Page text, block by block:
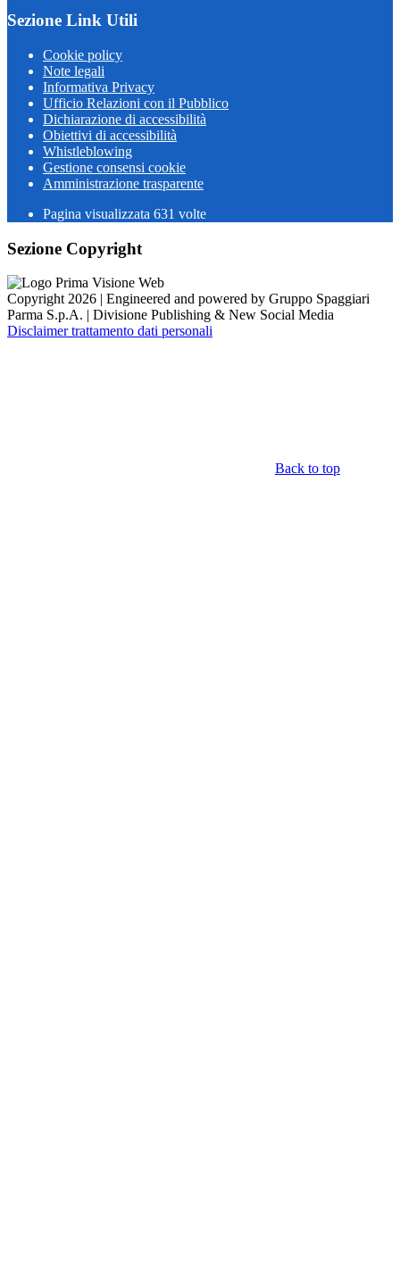
Sezione Link Utili
Cookie policy
Note legali
Informativa Privacy
Ufficio Relazioni con il Pubblico
Dichiarazione di accessibilità
Obiettivi di accessibilità
Whistleblowing
Gestione consensi cookie
Amministrazione trasparente
Pagina visualizzata 631 volte
Sezione Copyright
Copyright 2026 | Engineered and powered by Gruppo Spaggiari
Parma S.p.A. | Divisione Publishing & New Social Media
Disclaimer trattamento dati personali
Back to top